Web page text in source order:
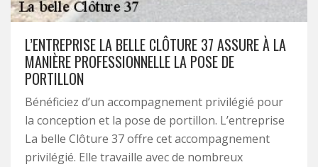
L’ENTREPRISE LA BELLE CLÔTURE 37 ASSURE À LA
MANIÈRE PROFESSIONNELLE LA POSE DE
PORTILLON
Bénéficiez d’un accompagnement privilégié pour
la conception et la pose de portillon. L’entreprise
La belle Clôture 37 offre cet accompagnement
privilégié. Elle travaille avec de nombreux